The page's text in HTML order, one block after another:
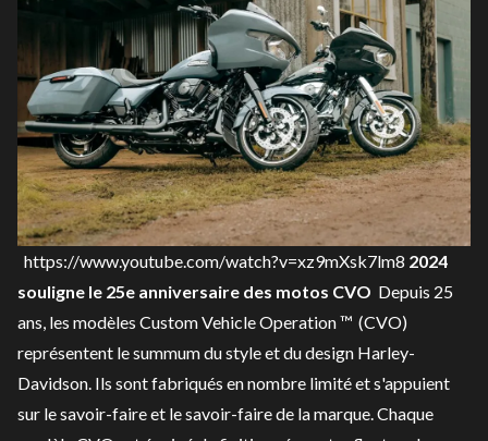
https://www.youtube.com/watch?v=xz9mXsk7lm8 2024
souligne le 25e anniversaire des motos CVO Depuis 25
ans, les modèles Custom Vehicle Operation ™ (CVO)
représentent le summum du style et du design Harley-
Davidson. Ils sont fabriqués en nombre limité et s'appuient
sur le savoir-faire et le savoir-faire de la marque. Chaque